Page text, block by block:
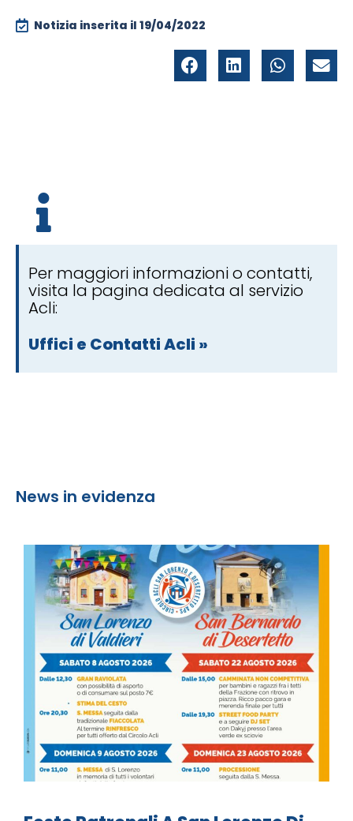
Notizia inserita il 19/04/2022
Per maggiori informazioni o contatti,
visita la pagina dedicata al servizio
Acli:
Uffici e Contatti Acli »
News in evidenza